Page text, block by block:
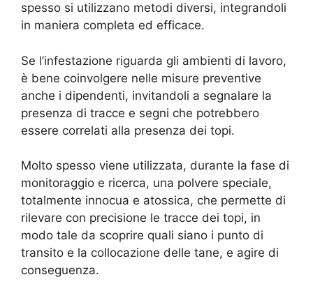
spesso si utilizzano metodi diversi, integrandoli
in maniera completa ed efficace.
Se l’infestazione riguarda gli ambienti di lavoro,
è bene coinvolgere nelle misure preventive
anche i dipendenti, invitandoli a segnalare la
presenza di tracce e segni che potrebbero
essere correlati alla presenza dei topi.
Molto spesso viene utilizzata, durante la fase di
monitoraggio e ricerca, una polvere speciale,
totalmente innocua e atossica, che permette di
rilevare con precisione le tracce dei topi, in
modo tale da scoprire quali siano i punto di
transito e la collocazione delle tane, e agire di
conseguenza.